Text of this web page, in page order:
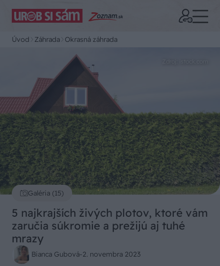
Úvod Záhrada Okrasná záhrada
Galéria (15)
5 najkrajších živých plotov, ktoré vám
zaručia súkromie a prežijú aj tuhé
mrazy
Bianca Gubová-2. novembra 2023